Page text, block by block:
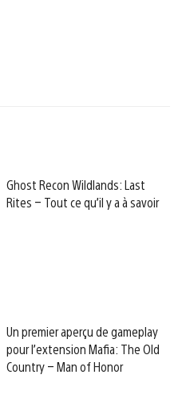
Ghost Recon Wildlands: Last
Rites – Tout ce qu’il y a à savoir
Un premier aperçu de gameplay
pour l’extension Mafia: The Old
Country – Man of Honor